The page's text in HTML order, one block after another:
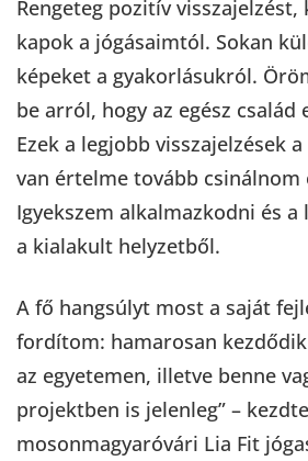
Rengeteg pozitív visszajelzést,
kapok a jógásaimtól. Sokan
képeket a gyakorlásukról.
be arról, hogy az egész család
Ezek a legjobb visszajelzések
van értelme tovább
Igyekszem alkalmazkodni és
a kialakult helyzetből.
A fő hangsúlyt most a saját
fordítom: hamarosan
az egyetemen, illetve benne
projektben is jelenleg” –
mosonmagyaróvári Lia Fit